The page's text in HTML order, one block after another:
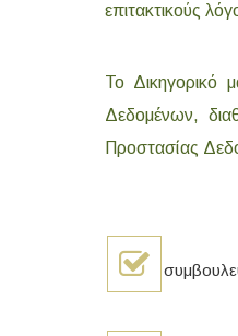
επιτακτικούς
Το Δικηγορικό
Δεδομένων,
Προστασίας